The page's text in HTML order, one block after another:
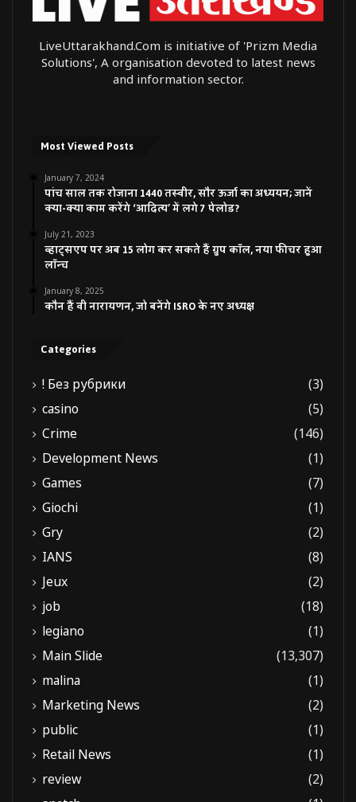
LiveUttarakhand.Com is initiative of 'Prizm Media
Solutions', A organisation devoted to latest news
and information sector.
Most Viewed Posts
January 7, 2024
पांच साल तक रोजाना 1440 तस्वीर, सौर ऊर्जा का अध्ययन; जानें
क्या-क्या काम करेंगे ‘आदित्य’ में लगे 7 पेलोड?
July 21, 2023
व्हाट्सएप पर अब 15 लोग कर सकते हैं ग्रुप कॉल, नया फीचर हुआ
लॉन्च
January 8, 2025
कौन हैं वी नारायणन, जो बनेंगे ISRO के नए अध्यक्ष
Categories
! Без рубрики
(3)
casino
(5)
Crime
(146)
Development News
(1)
Games
(7)
Giochi
(1)
Gry
(2)
IANS
(8)
Jeux
(2)
job
(18)
legiano
(1)
Main Slide
(13,307)
malina
(1)
Marketing News
(2)
public
(1)
Retail News
(1)
review
(2)